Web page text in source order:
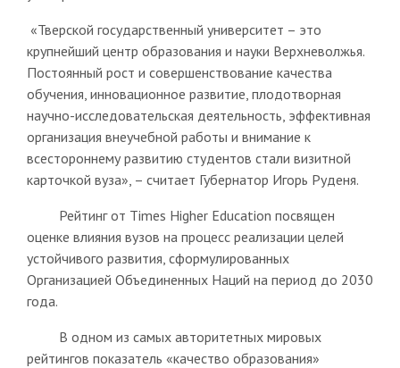
«Тверской государственный университет – это
крупнейший центр образования и науки Верхневолжья.
Постоянный рост и совершенствование качества
обучения, инновационное развитие, плодотворная
научно-исследовательская деятельность, эффективная
организация внеучебной работы и внимание к
всестороннему развитию студентов стали визитной
карточкой вуза», – считает Губернатор Игорь Руденя.
Рейтинг от Times Higher Education посвящен
оценке влияния вузов на процесс реализации целей
устойчивого развития, сформулированных
Организацией Объединенных Наций на период до 2030
года.
В одном из самых авторитетных мировых
рейтингов показатель «качество образования»